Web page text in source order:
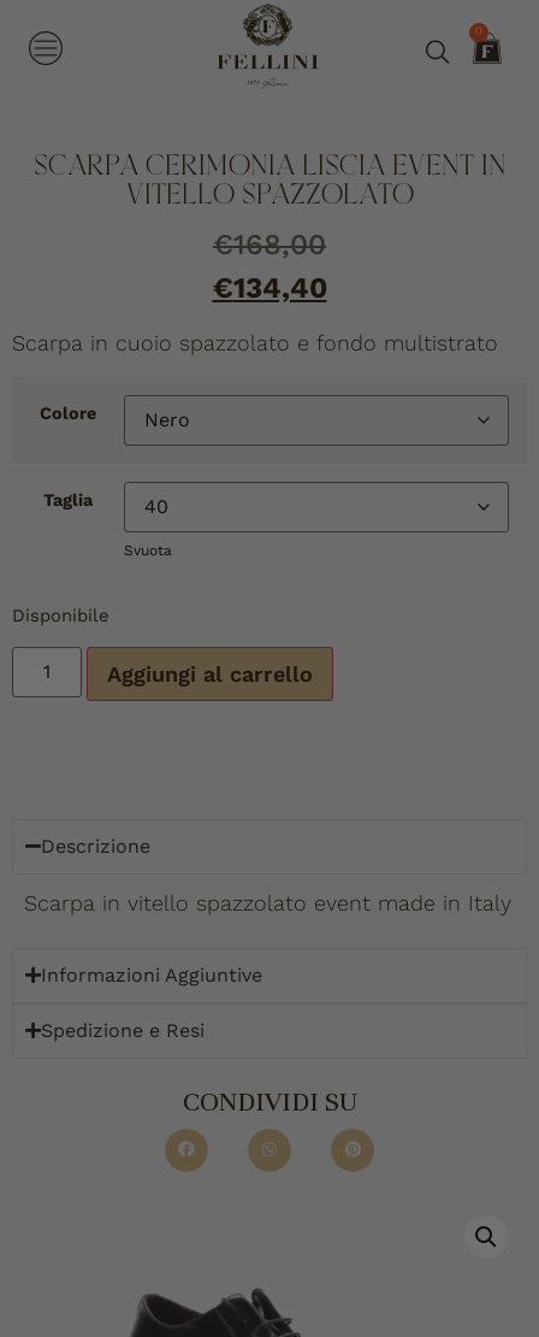
0
SCARPA CERIMONIA LISCIA EVENT IN
VITELLO SPAZZOLATO
€168,00
€134,40
Scarpa in cuoio spazzolato e fondo multistrato
Colore
Taglia
Svuota
Disponibile
Aggiungi al carrello
Descrizione
Scarpa in vitello spazzolato event made in Italy
Informazioni Aggiuntive
Spedizione e Resi
CONDIVIDI SU